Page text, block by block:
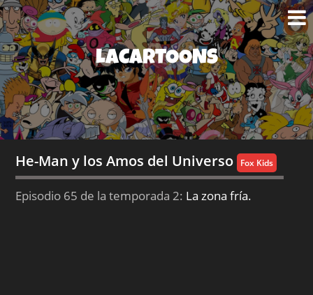
LACARTOONS
He-Man y los Amos del Universo Fox Kids
Episodio 65 de la temporada 2: La zona fría.